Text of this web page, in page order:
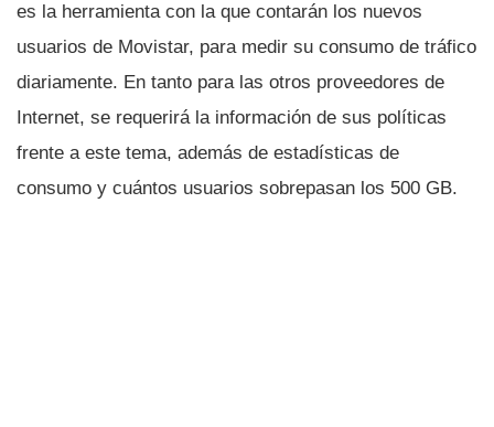
es la herramienta con la que contarán los nuevos
usuarios de Movistar, para medir su consumo de tráfico
diariamente. En tanto para las otros proveedores de
Internet, se requerirá la información de sus polí­ticas
frente a este tema, además de estadí­sticas de
consumo y cuántos usuarios sobrepasan los 500 GB.